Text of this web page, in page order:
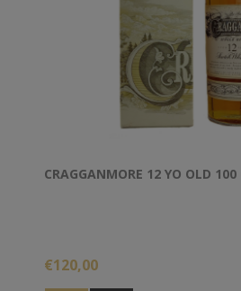
CRAGGANMORE 12 YO OLD 100
€120,00